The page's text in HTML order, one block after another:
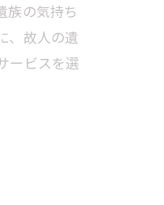
族の気持ち
、故人の遺
ービスを選